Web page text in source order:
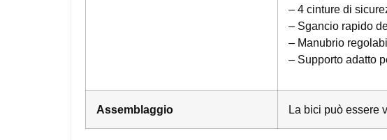
– 4 cinture di
– Sgancio rapido
– Manubrio
– Supporto adatto
Assemblaggio La bici può essere